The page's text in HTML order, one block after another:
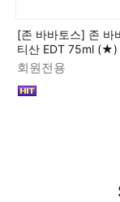
[존 바바토스] 존 바
티산 EDT 75ml (★)
회원전용